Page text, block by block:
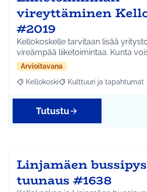
vireyttäminen
#2019
Kellokoskelle tarvitaan lisää
vireämpää liiketoimintaa. Kunta
Arvioitavana
Rajaa tulokset aihepiirin mukaan:
Kellokoski Rajaa tulokset teeman
Kulttuuri ja tapahtumat
Tutustu
Linjamäen
tuunaus #1638